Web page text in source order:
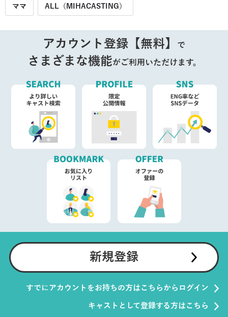
ママ ALL（MIHACASTING）
アカウント登録【無料】 で
さまざまな機能がご利用いただけます。
新規登録
すでにアカウントをお持ちの方はこちらからログイン
キャストとして登録する方はこちら